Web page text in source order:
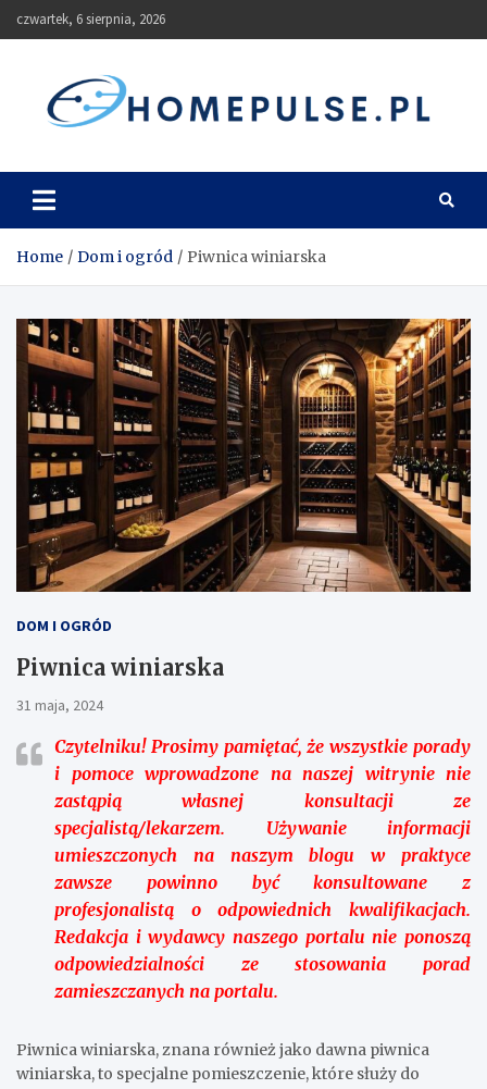
to
czwartek, 6 sierpnia, 2026
homepulse.pl
Home Dom i ogród Piwnica winiarska
DOM I OGRÓD
Piwnica winiarska
31 maja, 2024
Czytelniku!Prosimy pamiętać, że wszystkie porady
i pomoce wprowadzone na naszej witrynie nie
zastąpią własnej konsultacji ze
specjalistą/lekarzem. Używanie informacji
umieszczonych na naszym blogu w praktyce
zawsze powinno być konsultowane z
profesjonalistą o odpowiednich kwalifikacjach.
Redakcja i wydawcy naszego portalu nie ponoszą
odpowiedzialności ze stosowania porad
zamieszczanych na portalu.
Piwnica winiarska, znana również jako dawna piwnica
winiarska, to specjalne pomieszczenie, które służy do